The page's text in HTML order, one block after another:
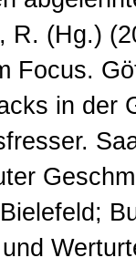
R. (Hg.)
Focus.
in der